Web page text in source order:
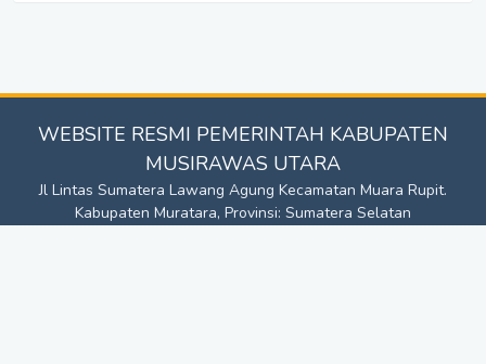
WEBSITE RESMI PEMERINTAH KABUPATEN
MUSIRAWAS UTARA
Jl Lintas Sumatera Lawang Agung Kecamatan Muara Rupit.
Kabupaten Muratara, Provinsi: Sumatera Selatan